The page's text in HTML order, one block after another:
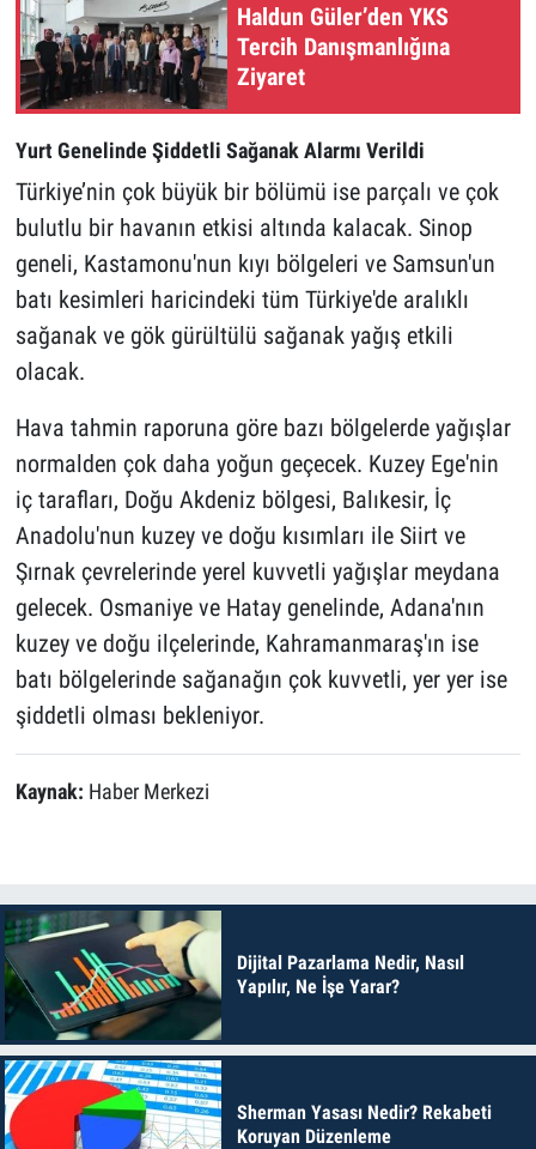
Haldun Güler’den YKS
Tercih Danışmanlığına
Ziyaret
Yurt Genelinde Şiddetli Sağanak Alarmı Verildi
Türkiye’nin çok büyük bir bölümü ise parçalı ve çok
bulutlu bir havanın etkisi altında kalacak. Sinop
geneli, Kastamonu'nun kıyı bölgeleri ve Samsun'un
batı kesimleri haricindeki tüm Türkiye'de aralıklı
sağanak ve gök gürültülü sağanak yağış etkili
olacak.
Hava tahmin raporuna göre bazı bölgelerde yağışlar
normalden çok daha yoğun geçecek. Kuzey Ege'nin
iç tarafları, Doğu Akdeniz bölgesi, Balıkesir, İç
Anadolu'nun kuzey ve doğu kısımları ile Siirt ve
Şırnak çevrelerinde yerel kuvvetli yağışlar meydana
gelecek. Osmaniye ve Hatay genelinde, Adana'nın
kuzey ve doğu ilçelerinde, Kahramanmaraş'ın ise
batı bölgelerinde sağanağın çok kuvvetli, yer yer ise
şiddetli olması bekleniyor.
Kaynak: Haber Merkezi
Dijital Pazarlama Nedir, Nasıl
Yapılır, Ne İşe Yarar?
Sherman Yasası Nedir? Rekabeti
Koruyan Düzenleme